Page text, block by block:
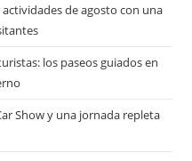
de agosto con una
los paseos guiados en
Show y una jornada repleta